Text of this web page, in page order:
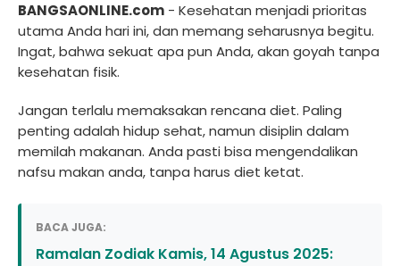
BANGSAONLINE.com - Kesehatan menjadi prioritas
utama Anda hari ini, dan memang seharusnya begitu.
Ingat, bahwa sekuat apa pun Anda, akan goyah tanpa
kesehatan fisik.
Jangan terlalu memaksakan rencana diet. Paling
penting adalah hidup sehat, namun disiplin dalam
memilah makanan. Anda pasti bisa mengendalikan
nafsu makan anda, tanpa harus diet ketat.
BACA JUGA:
Ramalan Zodiak Kamis, 14 Agustus 2025: